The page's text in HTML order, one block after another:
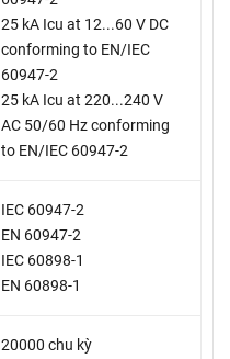
25 kA Icu at 12...60 V DC
conforming to EN/IEC
60947-2
25 kA Icu at 220...240 V
AC 50/60 Hz conforming
to EN/IEC 60947-2
IEC 60947-2
EN 60947-2
IEC 60898-1
EN 60898-1
20000 chu kỳ